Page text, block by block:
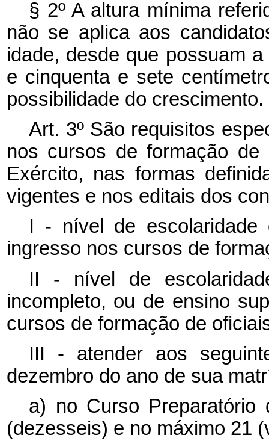
§ 2º A altura mínima
não se aplica aos
idade, desde que possuam
e cinquenta e sete
possibilidade do crescimento.
Art. 3º São requisitos
nos cursos de formação
Exército, nas formas
vigentes e nos editais dos
I - nível de escolaridade
ingresso nos cursos de
II - nível de
incompleto, ou de ensino
cursos de formação de
III - atender aos
dezembro do ano de sua
a) no Curso Preparatório
(dezesseis) e no máximo 21